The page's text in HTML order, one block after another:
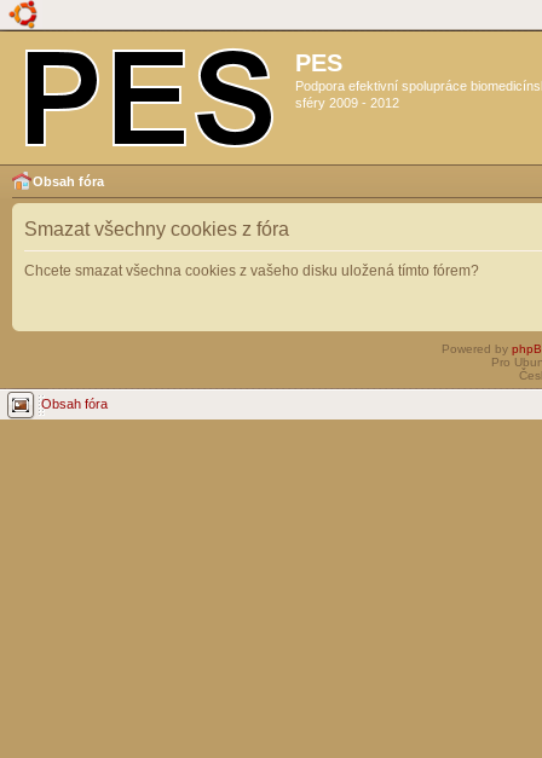
PES
Podpora efektivní spolupráce
sféry 2009 - 2012
Obsah fóra
Smazat všechny cookies z fóra
Chcete smazat všechna cookies z vašeho disku uložená tímto fórem?
Powered by
Pro
Obsah fóra